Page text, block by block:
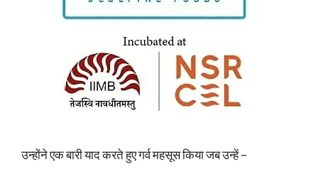
उन्होंने एक बारी याद करते हुए गर्व महसूस किया जब उन्हें –